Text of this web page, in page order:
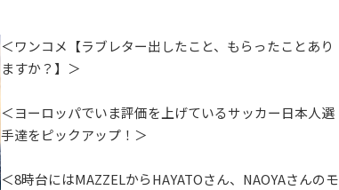
＜ワンコメ【ラブレター出したこと、もらったことあり
ますか？】＞
＜ヨーロッパでいま評価を上げているサッカー日本人選
手達をピックアップ！＞
＜8時台にはMAZZELからHAYATOさん、NAOYAさんのモ